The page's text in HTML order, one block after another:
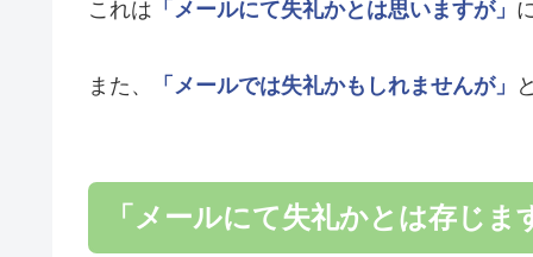
これは 「メールにて失礼かとは思いますが」
また、 「メールでは失礼かもしれませんが」
「メールにて失礼かとは存じ